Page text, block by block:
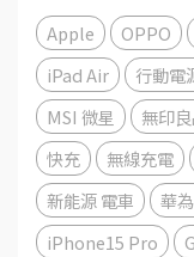
Apple OPPO
iPad Air
行動電
MSI 微星
無印
快充
無線充電
新能源 電車
華
iPhone15 Pro